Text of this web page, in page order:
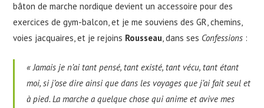
bâton de marche nordique devient un accessoire pour des
exercices de gym-balcon, et je me souviens des GR, chemins,
voies jacquaires, et je rejoins Rousseau, dans ses Confessions :
« Jamais je n’ai tant pensé, tant existé, tant vécu, tant étant
moi, si j’ose dire ainsi que dans les voyages que j’ai fait seul et
à pied. La marche a quelque chose qui anime et avive mes